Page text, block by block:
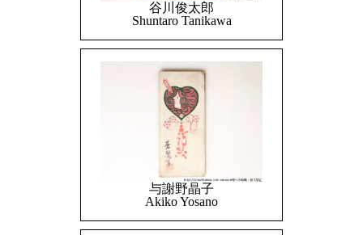
谷川俊太郎
Shuntaro Tanikawa
与謝野晶子
Akiko Yosano